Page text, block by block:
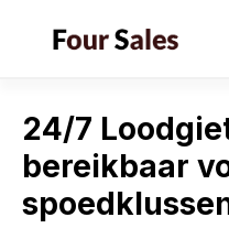
24/7
bereikbaar